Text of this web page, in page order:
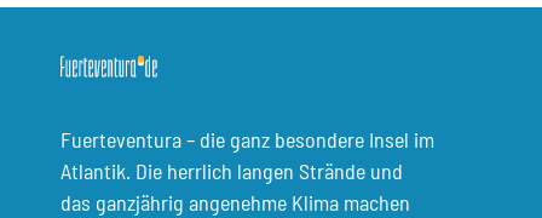
Fuerteventura – die ganz besondere Insel im
Atlantik. Die herrlich langen Strände und
das ganzjährig angenehme Klima machen